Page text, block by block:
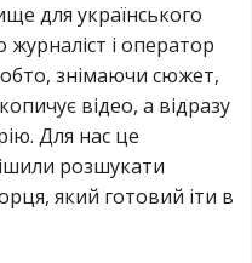
для українського
і оператор
знімаючи сюжет,
відео, а відразу
Для нас це
розшукати
який готовий іти в